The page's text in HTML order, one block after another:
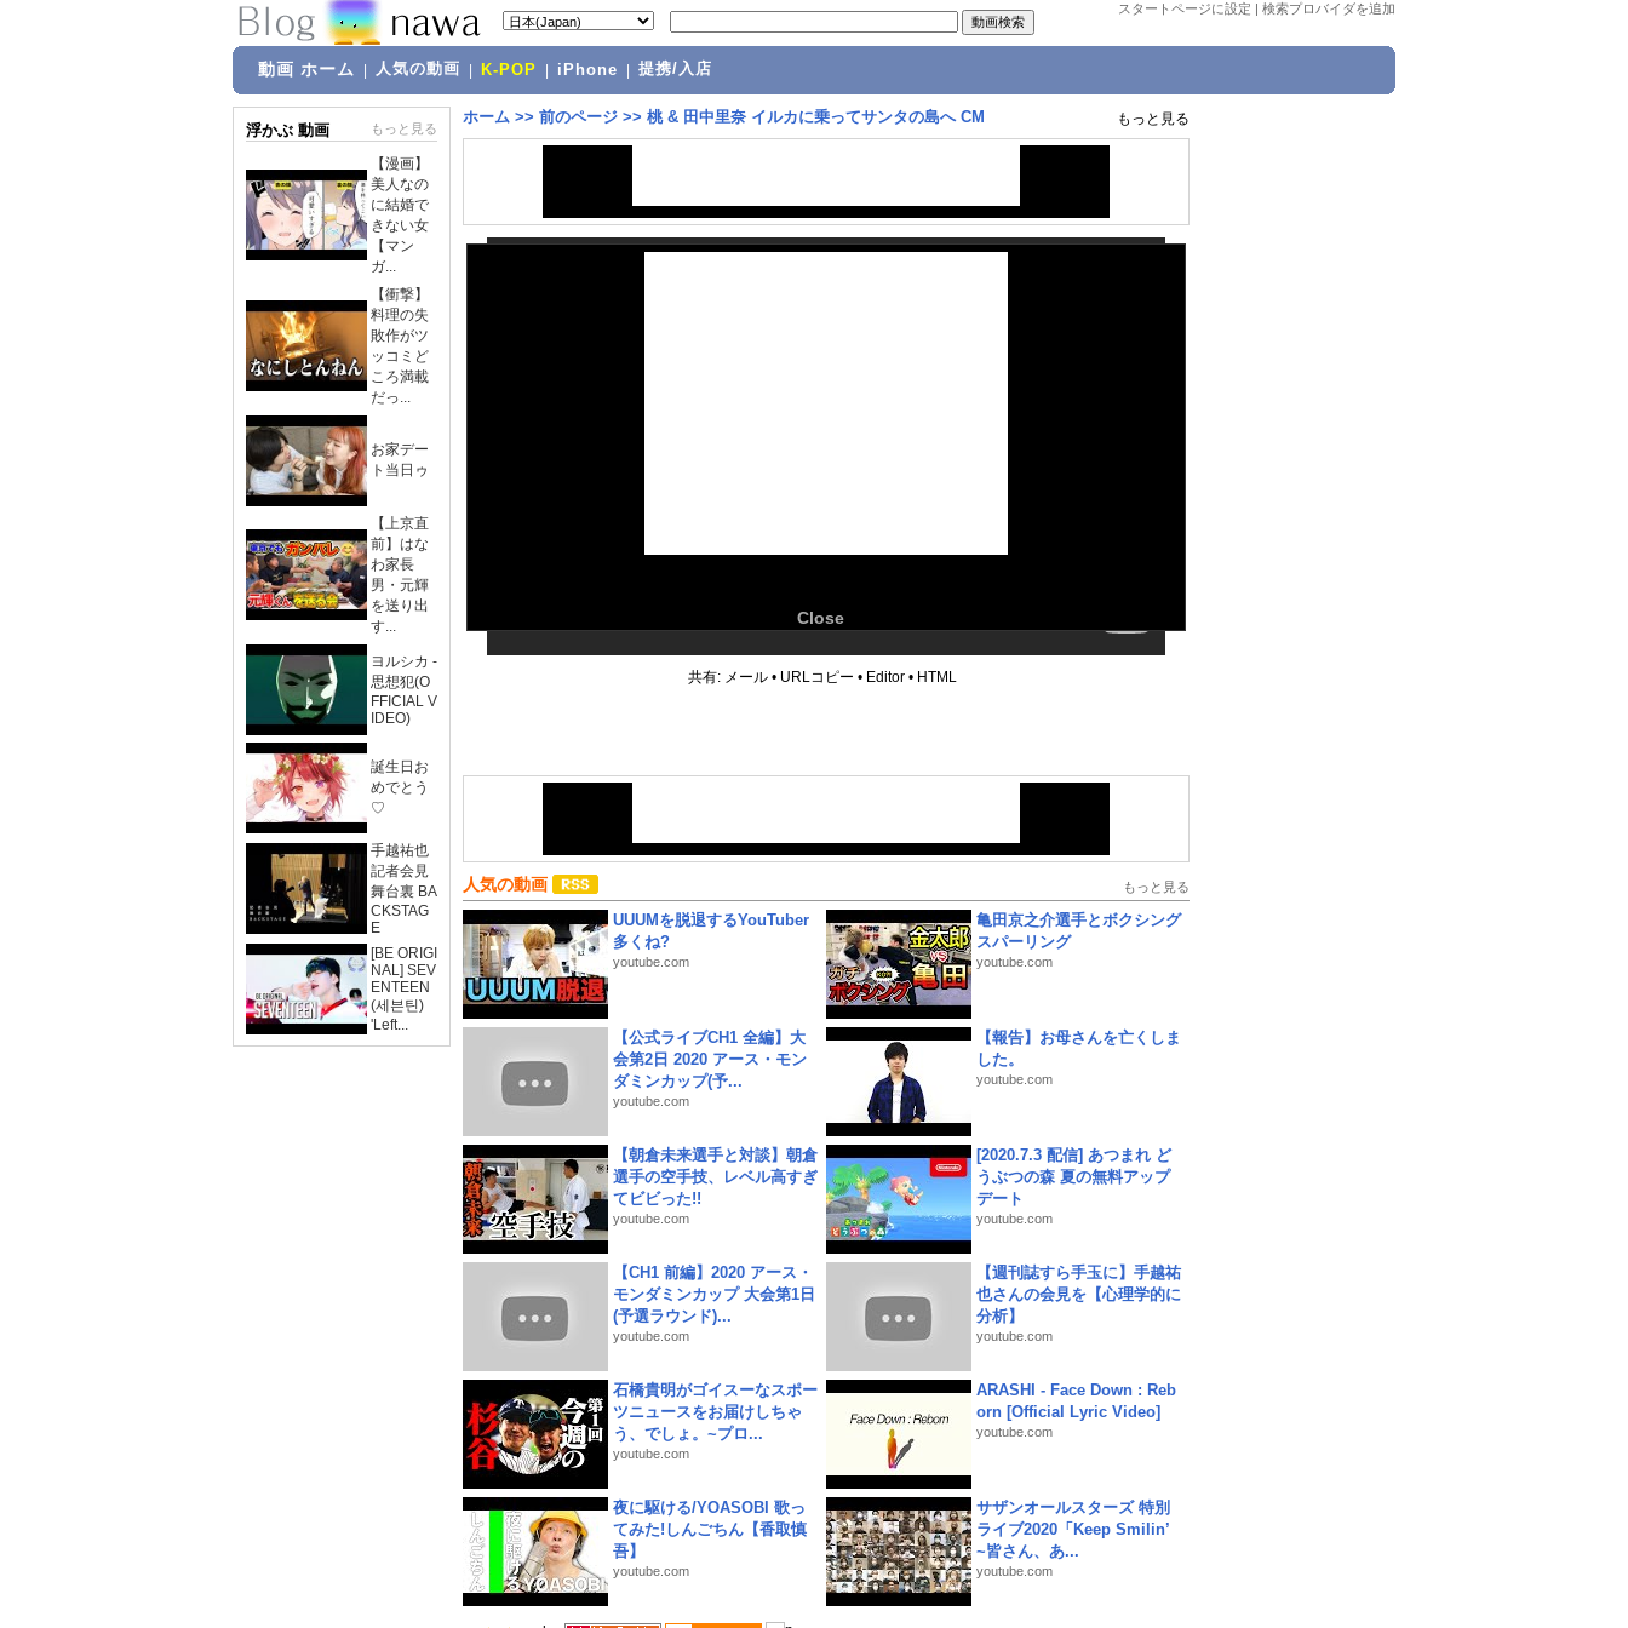
スタートページに設定 | 検索プロバイダを追加
動画 ホーム 人気の動画 K-POP iPhone 提携/入店
浮かぶ 動画 もっと見る
【漫画】
美人なの
に結婚で
きない女
【マン
ガ...
【衝撃】
料理の失
敗作がツ
ッコミど
ころ満載
だっ...
お家デー
ト当日ゥ
【上京直
前】はな
わ家長
男・元輝
を送り出
す...
ヨルシカ -
思想犯(O
FFICIAL V
IDEO)
誕生日お
めでとう
♡
手越祐也
記者会見
舞台裏 BA
CKSTAG
E
[BE ORIGI
NAL] SEV
ENTEEN
(세븐틴)
'Left...
ホーム >> 前のページ >> 桃 & 田中里奈 イルカに乗ってサンタの島へ CM もっと見る
Close
共有: メール • URLコピー • Editor • HTML
人気の動画 もっと見る
UUUMを脱退するYouTuber
多くね?
youtube.com
亀田京之介選手とボクシング
スパーリング
youtube.com
【公式ライブCH1 全編】大
会第2日 2020 アース・モン
ダミンカップ(予...
youtube.com
【報告】お母さんを亡くしま
した。
youtube.com
【朝倉未来選手と対談】朝倉
選手の空手技、レベル高すぎ
てビビった!!
youtube.com
[2020.7.3 配信] あつまれ ど
うぶつの森 夏の無料アップ
デート
youtube.com
【CH1 前編】2020 アース・
モンダミンカップ 大会第1日
(予選ラウンド)...
youtube.com
【週刊誌すら手玉に】手越祐
也さんの会見を【心理学的に
分析】
youtube.com
石橋貴明がゴイスーなスポー
ツニュースをお届けしちゃ
う、でしょ。~プロ...
youtube.com
ARASHI - Face Down : Reb
orn [Official Lyric Video]
youtube.com
夜に駆ける/YOASOBI 歌っ
てみた!しんごちん【香取慎
吾】
youtube.com
サザンオールスターズ 特別
ライブ2020「Keep Smilin’
~皆さん、あ...
youtube.com